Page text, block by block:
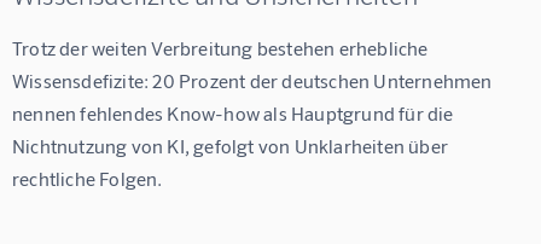
Trotz der weiten Verbreitung bestehen erhebliche
Wissensdefizite: 20 Prozent der deutschen Unternehmen
nennen fehlendes Know-how als Hauptgrund für die
Nichtnutzung von KI, gefolgt von Unklarheiten über
rechtliche Folgen.